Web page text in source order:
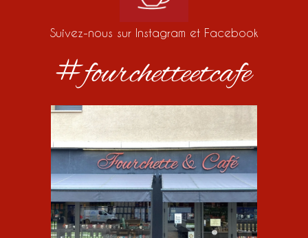
Suivez-nous sur Instagram et Facebook
#fourchetteetcafe